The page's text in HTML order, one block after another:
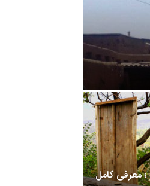
معرفی کامل